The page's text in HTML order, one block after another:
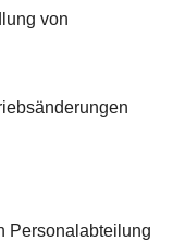
von
Personalabteilung